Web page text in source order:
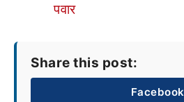
पवार
Share this post:
Facebook